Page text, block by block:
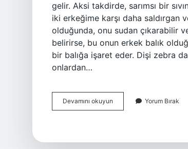
gelir. Aksi takdirde, sarımsı bir
iki erkeğime karşı daha saldırgan
olduğunda, onu sudan çıkarabilir
belirirse, bu onun erkek balık
bir balığa işaret eder. Dişi zebra
onlardan…
Devamını okuyun
Zebra
Yorum Bırak